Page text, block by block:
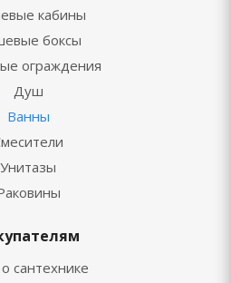
кабины
боксы
ограждения
Душ
Ванны
Унитазы
сантехнике